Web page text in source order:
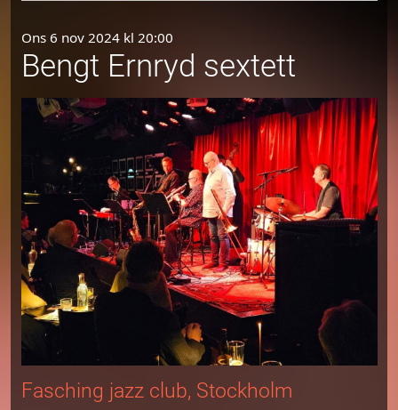
Ons 6 nov 2024 kl 20:00
Bengt Ernryd sextett
Fasching jazz club, Stockholm